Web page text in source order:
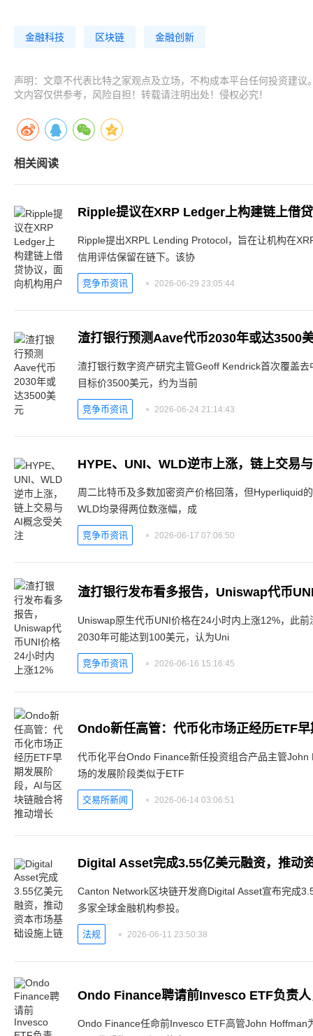
金融科技 区块链 金融创新
声明：文章不代表比特之家观点及立场，不构成本平台任何投资建
文内容仅供参考，风险自担！转载请注明出处！侵权必究！
相关阅读
Ripple提议在XRP Ledger上构建链上借
Ripple提出XRPL Lending Protocol，旨在让机构在
信用评估保留在链下。该协
竞争币资讯 2026-06-29 23:05:44
渣打银行预测Aave代币2030年或达3500
渣打银行数字资产研究主管Geoff Kendrick首次覆盖
目标价3500美元，约为当前
竞争币资讯 2026-06-24 21:14:43
HYPE、UNI、WLD逆市上涨，链上交易
周二比特币及多数加密资产价格回落，但Hyperliquid
WLD均录得两位数涨幅，成
竞争币资讯 2026-06-17 07:06:50
渣打银行发布看多报告，Uniswap代币
Uniswap原生代币UNI价格在24小时内上涨12%，此
2030年可能达到100美元，认为Uni
竞争币资讯 2026-06-16 15:16:45
代币化平台Ondo Finance新任投资组合产品主管
场的发展阶段类似于ETF
交易所新闻 2026-06-14 03:06:51
Digital Asset完成3.55亿美元融资，推动
Canton Network区块链开发商Digital Asset宣布完成
多家全球金融机构参投。
法规 2026-06-11 23:50:38
Ondo Finance聘请前Invesco ETF负责
Ondo Finance任命前Invesco ETF高管John Hoffman